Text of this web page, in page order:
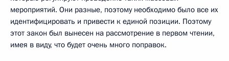
мероприятий. Они разные, поэтому необходимо было все их
идентифицировать и привести к единой позиции. Поэтому
этот закон был вынесен на рассмотрение в первом чтении,
имея в виду, что будет очень много поправок.